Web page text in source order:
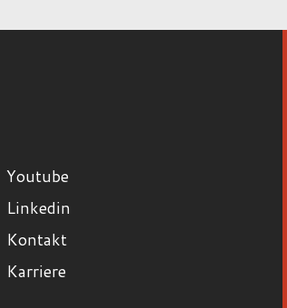
Youtube
Linkedin
Kontakt
Karriere